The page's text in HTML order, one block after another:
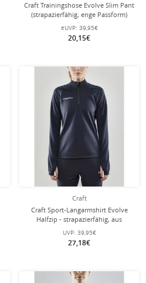
Craft Trainingshose Evolve Slim Pant
(strapazierfähig, enge Passform)
lang schwarz Damen
eUVP: 39,95€
20,15€
Craft
Craft Sport-Langarmshirt Evolve
Halfzip - strapazierfähig, aus
Stretchmaterial - dunkelgrau Damen
UVP: 39,95€
27,18€